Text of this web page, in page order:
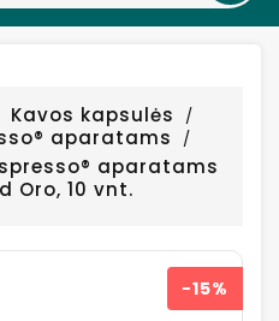
Kavos kapsulės
aparatams
aparatams
Oro, 10 vnt.
−15%